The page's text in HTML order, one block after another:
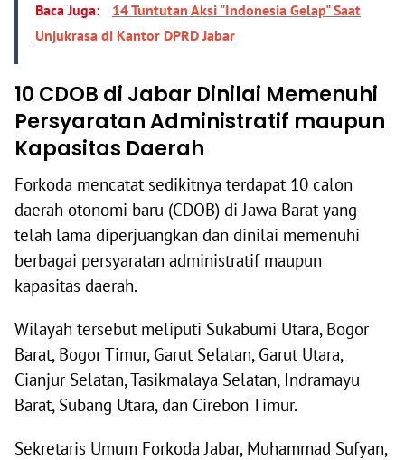
Baca Juga:
14 Tuntutan Aksi "Indonesia Gelap" Saat
Unjukrasa di Kantor DPRD Jabar
10 CDOB di Jabar Dinilai Memenuhi
Persyaratan Administratif maupun
Kapasitas Daerah
Forkoda mencatat sedikitnya terdapat 10 calon
daerah otonomi baru (CDOB) di Jawa Barat yang
telah lama diperjuangkan dan dinilai memenuhi
berbagai persyaratan administratif maupun
kapasitas daerah.
Wilayah tersebut meliputi Sukabumi Utara, Bogor
Barat, Bogor Timur, Garut Selatan, Garut Utara,
Cianjur Selatan, Tasikmalaya Selatan, Indramayu
Barat, Subang Utara, dan Cirebon Timur.
Sekretaris Umum Forkoda Jabar, Muhammad Sufyan,